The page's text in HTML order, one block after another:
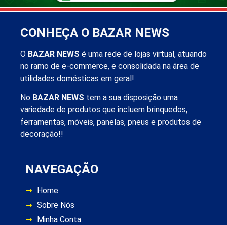
CONHEÇA O BAZAR NEWS
O BAZAR NEWS é uma rede de lojas virtual, atuando
no ramo de e-commerce, e consolidada na área de
utilidades domésticas em geral!
No BAZAR NEWS tem a sua disposição uma
variedade de produtos que incluem brinquedos,
ferramentas, móveis, panelas, pneus e produtos de
decoração!!
NAVEGAÇÃO
Home
Sobre Nós
Minha Conta